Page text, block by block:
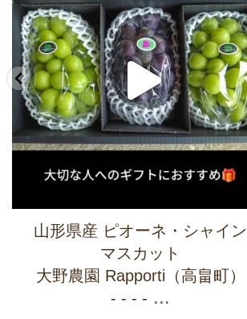
山形県産 ピオーネ・シャイン
マスカット
大野農園 Rapporti（高畠町）
- - - - ...